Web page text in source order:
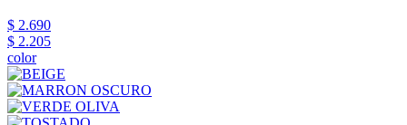
$ 2.690
$ 2.205
color